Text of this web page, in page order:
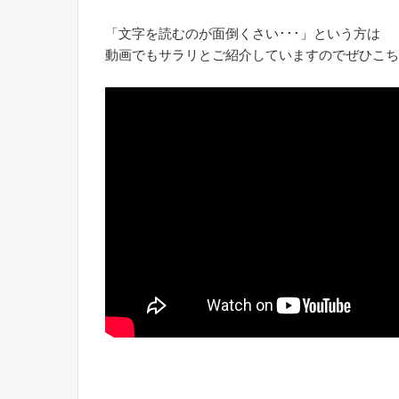
「文字を読むのが面倒くさい･･･」という方は
動画でもサラリとご紹介していますのでぜひこ